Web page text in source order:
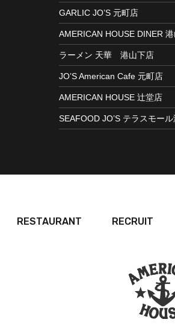
​GARLIC JO’S 元町店
AMERICAN HOUSE DINER
ラーメン 天華 港山下店
JO’S American Cafe 元町店
AMERICAN HOUSE 辻堂店
SEAFOOD JO’S テラスモー
RESTAURANT RECRUIT